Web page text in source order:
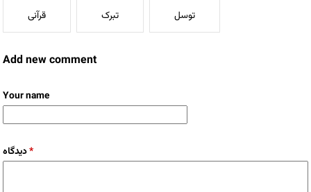
قرآنی تبرک توسل
Add new comment
Your name
دیدگاه*